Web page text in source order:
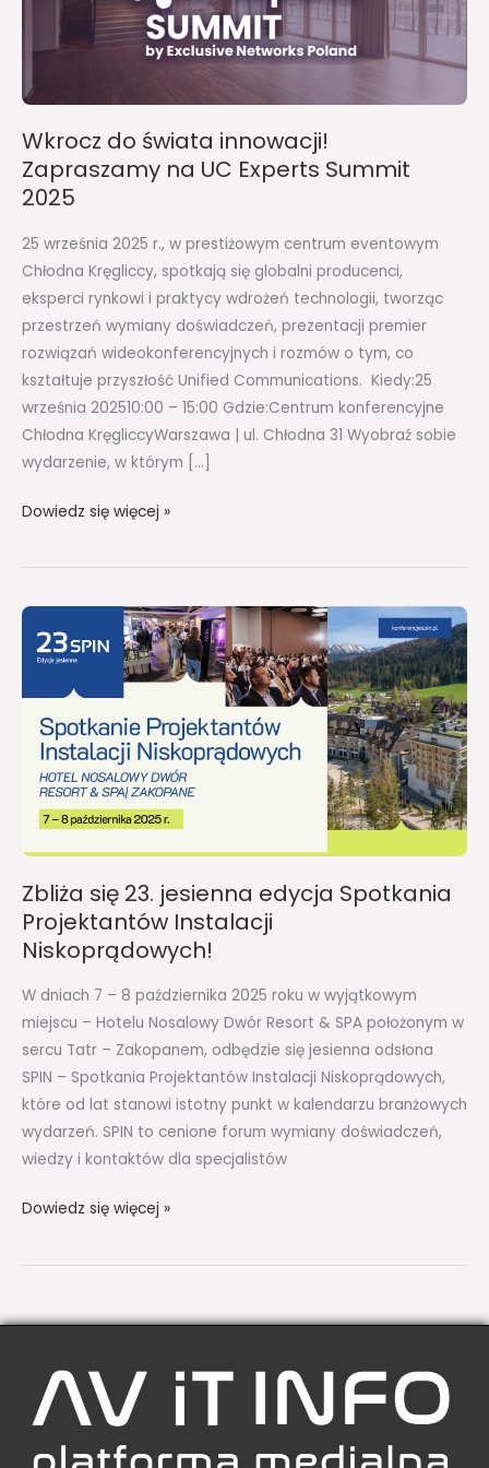
Wkrocz do świata innowacji!
Zapraszamy na UC Experts Summit
2025
25 września 2025 r., w prestiżowym centrum eventowym
Chłodna Kręgliccy, spotkają się globalni producenci,
eksperci rynkowi i praktycy wdrożeń technologii, tworząc
przestrzeń wymiany doświadczeń, prezentacji premier
rozwiązań wideokonferencyjnych i rozmów o tym, co
kształtuje przyszłość Unified Communications. Kiedy:25
września 202510:00 – 15:00 Gdzie:Centrum konferencyjne
Chłodna KręgliccyWarszawa | ul. Chłodna 31 Wyobraź sobie
wydarzenie, w którym […]
UC
Summit
2025
Dowiedz się więcej »
Zbliża się 23. jesienna edycja Spotkania
Projektantów Instalacji
Niskoprądowych!
W dniach 7 – 8 października 2025 roku w wyjątkowym
miejscu – Hotelu Nosalowy Dwór Resort & SPA położonym w
sercu Tatr – Zakopanem, odbędzie się jesienna odsłona
SPIN – Spotkania Projektantów Instalacji Niskoprądowych,
które od lat stanowi istotny punkt w kalendarzu branżowych
wydarzeń. SPIN to cenione forum wymiany doświadczeń,
wiedzy i kontaktów dla specjalistów
Zbliża
się
jesienna
edycja
Spotkania
Projektantów
Instalacji
Dowiedz się więcej »